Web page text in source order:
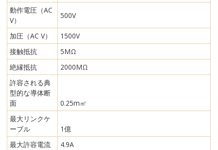
動作電圧（AC
V）
500V
加圧（AC V）
1500V
接触抵抗
5MΩ
絶縁抵抗
2000MΩ
許容される典
型的な導体断
面
0.25m㎡
最大リンクケ
ーブル
1億
最大許容電流
4.9A